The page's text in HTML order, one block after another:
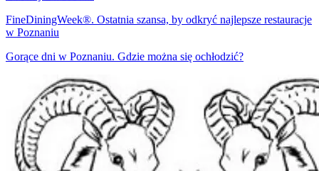
FineDiningWeek®. Ostatnia szansa, by odkryć najlepsze restauracje
w Poznaniu
Gorące dni w Poznaniu. Gdzie można się ochłodzić?